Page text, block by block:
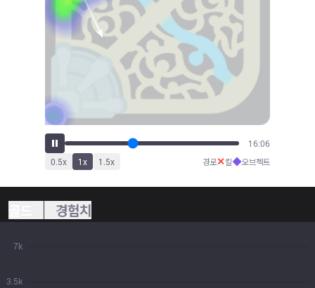
17:50
0.5x 1x 1.5x 경로✕킬◆오브젝트
경험치
3.5k
7k